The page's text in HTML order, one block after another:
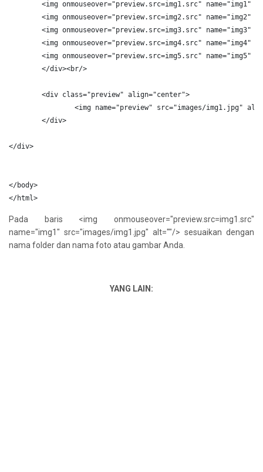
<img onmouseover="preview.src=img1.src" name="img1"
<img onmouseover="preview.src=img2.src" name="img2"
<img onmouseover="preview.src=img3.src" name="img3"
<img onmouseover="preview.src=img4.src" name="img4"
<img onmouseover="preview.src=img5.src" name="img5"
</div><br/>
<div class="preview" align="center">
<img name="preview" src="images/img1.jpg" alt
</div>
</div>
</body>
</html>
Pada baris <img onmouseover="preview.src=img1.src"
name="img1" src="images/img1.jpg" alt=""/> sesuaikan dengan
nama folder dan nama foto atau gambar Anda.
YANG LAIN: